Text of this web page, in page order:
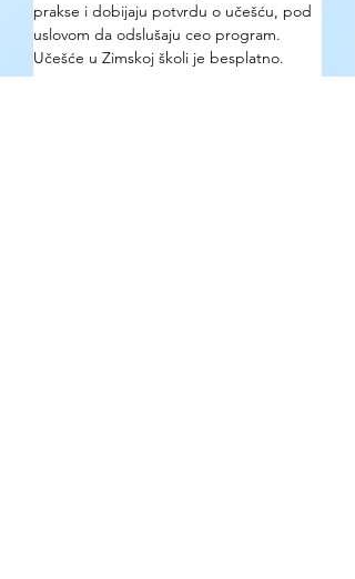
prakse i dobijaju potvrdu o učešću, pod
uslovom da odslušaju ceo program.
Učešće u Zimskoj školi je besplatno.